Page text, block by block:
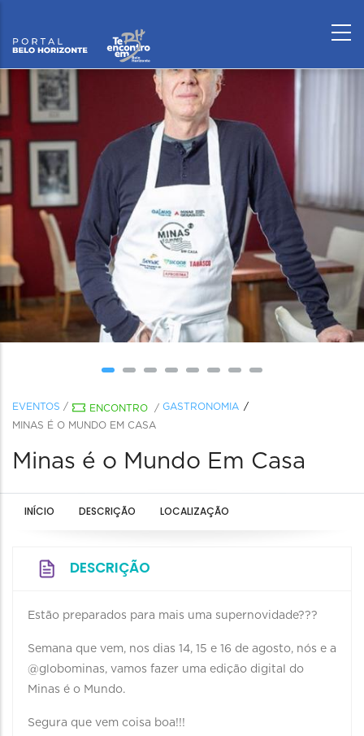
EVENTOS / ENCONTRO / GASTRONOMIA
MINAS É O MUNDO EM CASA
Minas é o Mundo Em Casa
INÍCIO DESCRIÇÃO LOCALIZAÇÃO
DESCRIÇÃO
Estão preparados para mais uma supernovidade???
Semana que vem, nos dias 14, 15 e 16 de agosto, nós e a
@globominas, vamos fazer uma edição digital do
Minas é o Mundo.
Segura que vem coisa boa!!!